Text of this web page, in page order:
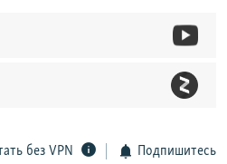
без VPN Подпишитесь